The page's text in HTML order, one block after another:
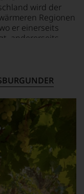
wird der
Regionen
er einerseits
andererseits
auch für den